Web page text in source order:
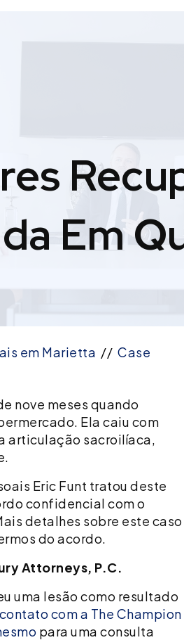
Em
em Marietta // Case
nove meses quando
Ela caiu com
articulação sacroilíaca,
Eric Funt tratou deste
confidencial com o
detalhes sobre este caso
do acordo.
Attorneys, P.C.
uma lesão como resultado
com a The Champion
para uma consulta